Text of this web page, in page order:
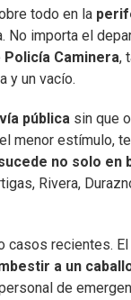
todo en la
importa el
Policía Caminera,
y un vacío.
pública sin que
menor estímulo,
no solo en
Rivera,
casos recientes.
a un
de